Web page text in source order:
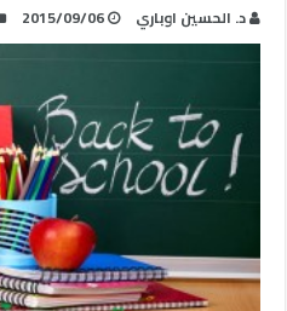
د. الحسين اوباري 2015/09/06